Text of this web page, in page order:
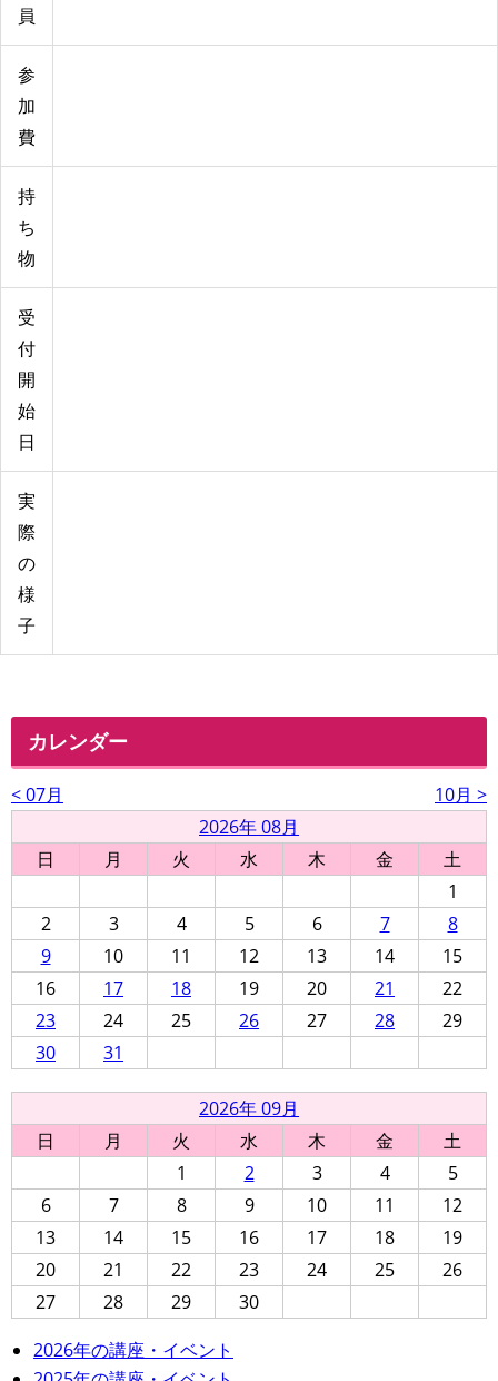
員
参
加
費
持
ち
物
受
付
開
始
日
実
際
の
様
子
カレンダー
< 07月
10月 >
2026年 08月
日
月 火 水 木 金
土
1
2
3 4 5 6 7
8
9
10 11 12 13 14
15
16
17 18 19 20 21
22
23
24 25 26 27 28
29
30
31
2026年 09月
日
月 火 水 木 金
土
1
2 3 4
5
6
7 8 9 10 11
12
13
14 15 16 17 18
19
20
21 22 23 24 25
26
27
28 29
30
2026年の講座・イベント